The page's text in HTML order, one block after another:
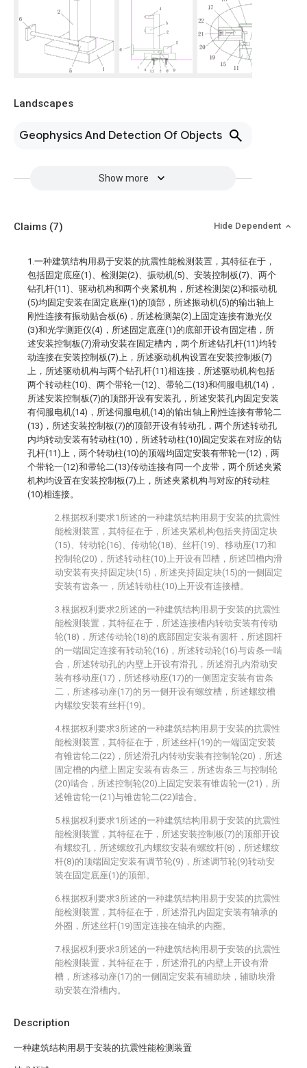
Landscapes
Geophysics And Detection Of Objects
Show more
Description
一种建筑结构用易于安装的抗震性能检测装置
Claims (7) Hide Dependent
1.一种建筑结构用易于安装的抗震性能检测装置，其特征在于，
包括固定底座(1)、检测架(2)、振动机(5)、安装控制板(7)、两个
钻孔杆(11)、驱动机构和两个夹紧机构，所述检测架(2)和振动机
(5)均固定安装在固定底座(1)的顶部，所述振动机(5)的输出轴上
刚性连接有振动贴合板(6)，所述检测架(2)上固定连接有激光仪
(3)和光学测距仪(4)，所述固定底座(1)的底部开设有固定槽，所
述安装控制板(7)滑动安装在固定槽内，两个所述钻孔杆(11)均转
动连接在安装控制板(7)上，所述驱动机构设置在安装控制板(7)
上，所述驱动机构与两个钻孔杆(11)相连接，所述驱动机构包括
两个转动柱(10)、两个带轮一(12)、带轮二(13)和伺服电机(14)，
所述安装控制板(7)的顶部开设有安装孔，所述安装孔内固定安装
有伺服电机(14)，所述伺服电机(14)的输出轴上刚性连接有带轮二
(13)，所述安装控制板(7)的顶部开设有转动孔，两个所述转动孔
内均转动安装有转动柱(10)，所述转动柱(10)固定安装在对应的钻
孔杆(11)上，两个转动柱(10)的顶端均固定安装有带轮一(12)，两
个带轮一(12)和带轮二(13)传动连接有同一个皮带，两个所述夹紧
机构均设置在安装控制板(7)上，所述夹紧机构与对应的转动柱
(10)相连接。
2.根据权利要求1所述的一种建筑结构用易于安装的抗震性
能检测装置，其特征在于，所述夹紧机构包括夹持固定块
(15)、转动轮(16)、传动轮(18)、丝杆(19)、移动座(17)和
控制轮(20)，所述转动柱(10)上开设有凹槽，所述凹槽内滑
动安装有夹持固定块(15)，所述夹持固定块(15)的一侧固定
安装有齿条一，所述转动柱(10)上开设有连接槽。
3.根据权利要求2所述的一种建筑结构用易于安装的抗震性
能检测装置，其特征在于，所述连接槽内转动安装有传动
轮(18)，所述传动轮(18)的底部固定安装有圆杆，所述圆杆
的一端固定连接有转动轮(16)，所述转动轮(16)与齿条一啮
合，所述转动孔的内壁上开设有滑孔，所述滑孔内滑动安
装有移动座(17)，所述移动座(17)的一侧固定安装有齿条
二，所述移动座(17)的另一侧开设有螺纹槽，所述螺纹槽
内螺纹安装有丝杆(19)。
4.根据权利要求3所述的一种建筑结构用易于安装的抗震性
能检测装置，其特征在于，所述丝杆(19)的一端固定安装
有锥齿轮二(22)，所述滑孔内转动安装有控制轮(20)，所述
固定槽的内壁上固定安装有齿条三，所述齿条三与控制轮
(20)啮合，所述控制轮(20)上固定安装有锥齿轮一(21)，所
述锥齿轮一(21)与锥齿轮二(22)啮合。
5.根据权利要求1所述的一种建筑结构用易于安装的抗震性
能检测装置，其特征在于，所述安装控制板(7)的顶部开设
有螺纹孔，所述螺纹孔内螺纹安装有螺纹杆(8)，所述螺纹
杆(8)的顶端固定安装有调节轮(9)，所述调节轮(9)转动安
装在固定底座(1)的顶部。
6.根据权利要求3所述的一种建筑结构用易于安装的抗震性
能检测装置，其特征在于，所述滑孔内固定安装有轴承的
外圈，所述丝杆(19)固定连接在轴承的内圈。
7.根据权利要求3所述的一种建筑结构用易于安装的抗震性
能检测装置，其特征在于，所述滑孔的内壁上开设有滑
槽，所述移动座(17)的一侧固定安装有辅助块，辅助块滑
动安装在滑槽内。